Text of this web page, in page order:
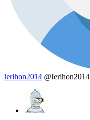
Ierihon2014 @Ierihon2014